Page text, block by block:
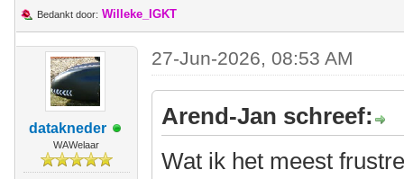
Bedankt door: Willeke_IGKT
datakneder
WAWelaar
27-Jun-2026, 08:53 AM
Arend-Jan schreef:
Wat ik het meest